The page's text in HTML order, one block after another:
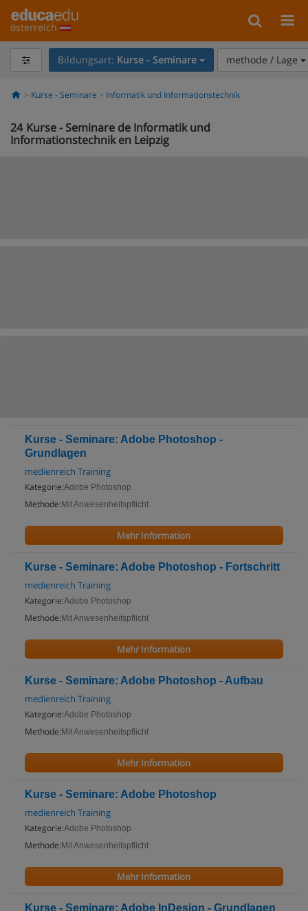
österreich
Bildungsart: Kurse - Seminare methode / Lage
Kurse - Seminare Informatik und Informationstechnik
24 Kurse - Seminare de Informatik und
Informationstechnik en Leipzig
Kurse - Seminare: Adobe Photoshop -
Grundlagen
medienreich Training
Kategorie:Adobe Photoshop
Methode: Mit Anwesenheitspflicht
Mehr Information
Kurse - Seminare: Adobe Photoshop - Fortschritt
medienreich Training
Kategorie:Adobe Photoshop
Methode: Mit Anwesenheitspflicht
Mehr Information
Kurse - Seminare: Adobe Photoshop - Aufbau
medienreich Training
Kategorie:Adobe Photoshop
Methode: Mit Anwesenheitspflicht
Mehr Information
Kurse - Seminare: Adobe Photoshop
medienreich Training
Kategorie:Adobe Photoshop
Methode: Mit Anwesenheitspflicht
Mehr Information
Kurse - Seminare: Adobe InDesign - Grundlagen